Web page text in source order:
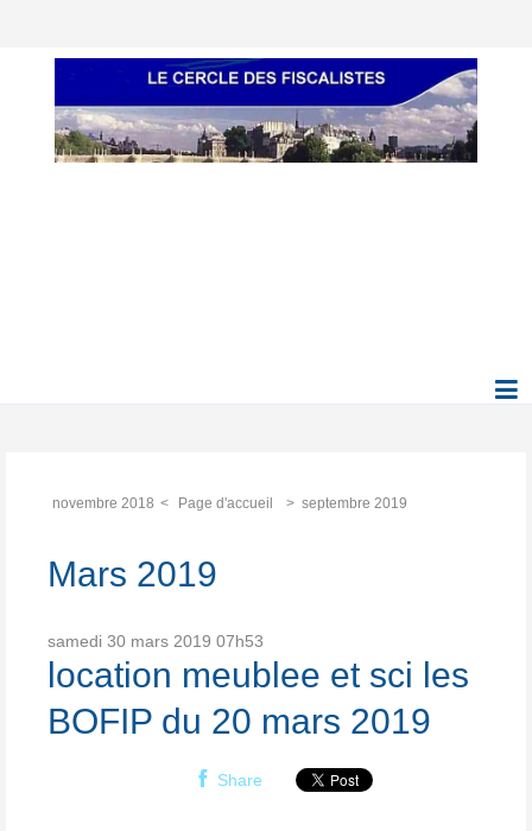
novembre 2018 Page d'accueil septembre 2019
Mars 2019
samedi 30 mars 2019 07h53
location meublee et sci les
BOFIP du 20 mars 2019
Share